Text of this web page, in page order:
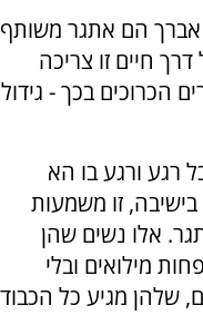
אברך הם אתגר משותף
חיים זו צריכה
הכרוכים בכך - גידול
רגע ורגע בו הא
זו משמעות
אלו נשים שהן
מילואים ובלי
שלהן מגיע כל הכבוד